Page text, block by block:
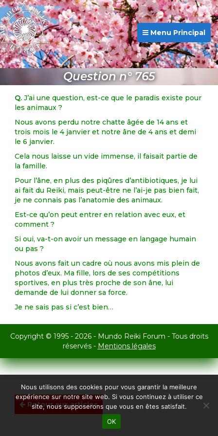
Menu Principal
Question n° 765
Retour aux articles
Q. J’ai une question, est-ce que le paradis existe pour
les animaux ?
Nous avons perdu notre chatte âgée de 14 ans et
trois mois le 4 janvier et notre âne de 4 ans et demi
le 6 janvier.
Cela nous laisse un vide immense, il faisait partie de
la famille.
Pour l’âne, en plus des piqûres d’antibiotiques, je lui
ai fait du Reiki, mais peut-être ne l’ai-je pas bien fait,
je ne connais pas l’anatomie des animaux.
Est-ce qu’on peut entrer en relation avec eux, et
comment ?
Si oui, va-t-on avoir un message en langage humain
ou pas ?
Nous avons fait un cadre où nous avons mis plein de
photos d’eux. Ma fille, lors de ses compétitions
sportives, en plus très proche de son âne, lui
demande de lui donner sa force.
Je ne sais pas si c’est bien…
Copyright © 1995 - 2026 - Mundo Reiki Forum - Tous droits
réservés - Mentions légales
Nous utilisons des cookies pour vous garantir la meilleure
expérience sur notre site web. Si vous continuez à utiliser ce
site, nous supposerons que vous en êtes satisfait.
OK